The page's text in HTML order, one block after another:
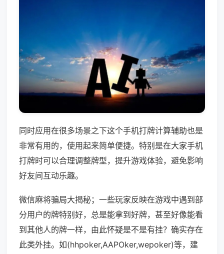
同时应用在很多场景之下这个手机打牌计算辅助也是
非常有用的，使用起来简单便捷。特别是在大家手机
打牌时可以合理调整牌型，提升游戏体验，避免影响
好友间互动乐趣。
微信麻将骗局大揭秘；一些玩家反映在游戏中遇到部
分用户的牌特别好，总是能拿到好牌，甚至好像能看
到其他人的牌一样，由此怀疑是不是有挂？确实存在
此类外挂。如(hhpoker,AAPOker,wepoker)等，建